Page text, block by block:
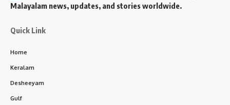
Malayalam news, updates, and stories worldwide.
Quick Link
Home
Keralam
Desheeyam
Gulf